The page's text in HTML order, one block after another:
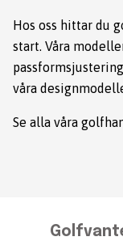
Hos oss hittar du
start. Våra
våra
Se alla våra